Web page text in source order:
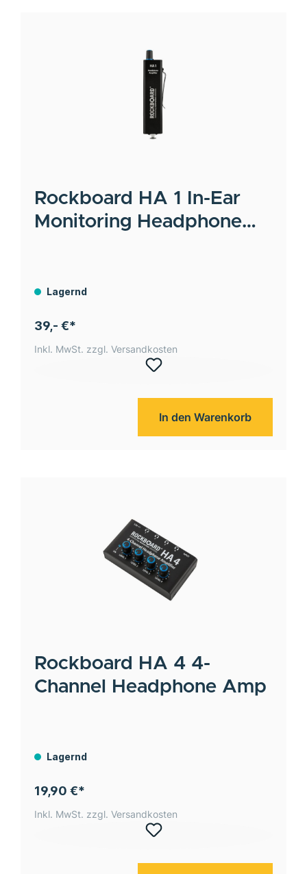
Rockboard
HA 1 In-Ear
Monitoring Headphone
Lagernd
39,- €*
Inkl. MwSt. zzgl. Versandkosten
In den Warenkorb
Rockboard
HA 4 4-
Channel Headphone Amp
Lagernd
19,90 €*
Inkl. MwSt. zzgl. Versandkosten